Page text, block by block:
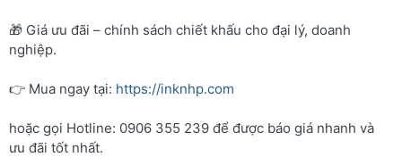
🎁 Giá ưu đãi – chính sách chiết khấu cho đại lý, doanh
nghiệp.
👉 Mua ngay tại: https://inknhp.com
hoặc gọi Hotline: 0906 355 239 để được báo giá nhanh và
ưu đãi tốt nhất.